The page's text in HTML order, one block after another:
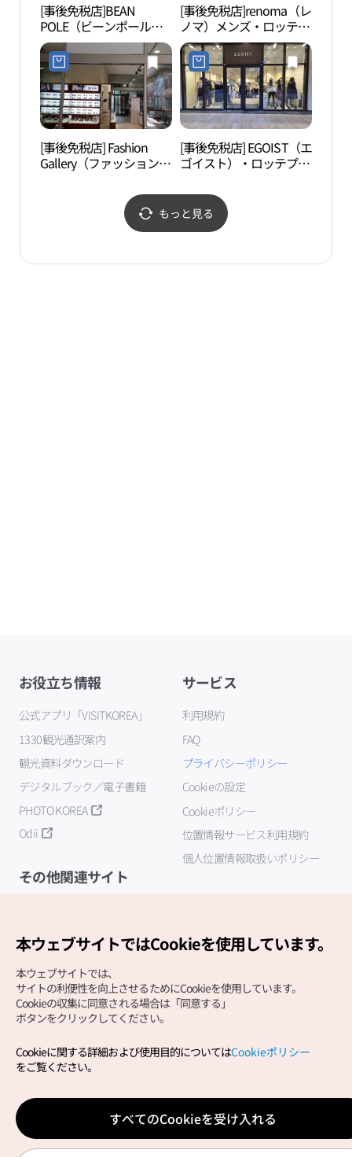
[事後免税店]BEAN
POLE（ビーンポール）
アウトレット・ロッテプ
レミアムアウトレットパ
ジュ（坡州）店(빈폴아
울렛 롯데프리미엄아울
렛 파주점)
[事後免税店]renoma（レ
ノマ）メンズ・ロッテプ
レミアムアウトレットパ
ジュ（坡州）店(레노마
맨 롯데프리미엄아울렛
파주점)
[事後免税店] Fashion
Gallery（ファッションギ
ミアムアウトレットパジ
ュ（坡州）店(패션갤러
리 롯데프리미엄아울렛
[事後免税店] EGOIST（エ
ゴイスト）・ロッテプレ
ュ（坡州）店(에고이스
트 롯데프리미엄아울렛
파주점)
もっと見る
お役立ち情報
公式アプリ「VISITKOREA」
1330観光通訳案内
観光資料ダウンロード
デジタルブック／電子書籍
PHOTO KOREA
Odii
サービス
利用規約
FAQ
プライバシーポリシー
Cookieの設定
Cookieポリシー
位置情報サービス利用規約
個人位置情報取扱いポリシー
その他関連サイト
Copyright (c) Korea Tourism Organization All Rights
サイトエラー報告公式メール
japanese@knto.or.kr
本ウェブサイトではCookieを使用しています。
本ウェブサイトでは、
サイトの利便性を向上させるためにCookieを使用しています。
Cookieの収集に同意される場合は「同意する」
ボタンをクリックしてください。
Cookieに関する詳細および使用目的についてはCookieポリシー
をご覧ください。
すべてのCookieを受け入れる